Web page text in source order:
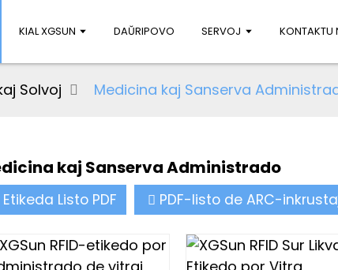
KIAL XGSUN DAŬRIPOVO SERVOJ KONTAKTU
Solvoj Medicina kaj Sanserva
kaj Sanserva Administrado
Etikeda Listo PDF PDF-listo de ARC-